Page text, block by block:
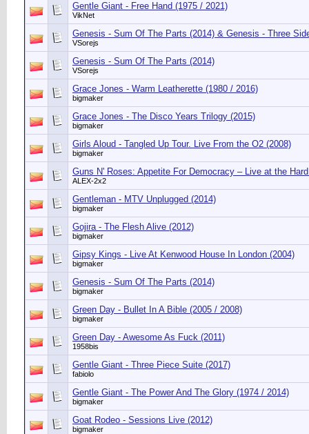
Gentle Giant - Free Hand (1975 / 2021)
VikNet
Genesis - Sum Of The Parts (2014) & Genesis - Three
VSorejs
Genesis - Sum Of The Parts (2014)
VSorejs
Grace Jones - Warm Leatherette (1980 / 2016)
bigmaker
Grace Jones - The Disco Years Trilogy (2015)
bigmaker
Girls Aloud - Tangled Up Tour. Live From the O2 (2008)
bigmaker
Guns N' Roses: Appetite For Democracy – Live at the
ALEX-2x2
Gentleman - MTV Unplugged (2014)
bigmaker
Gojira - The Flesh Alive (2012)
bigmaker
Gipsy Kings - Live At Kenwood House In London (2004)
bigmaker
Genesis - Sum Of The Parts (2014)
bigmaker
Green Day - Bullet In A Bible (2005 / 2008)
bigmaker
Green Day - Awesome As Fuck (2011)
1958bis
Gentle Giant - Three Piece Suite (2017)
fabiolo
Gentle Giant - The Power And The Glory (1974 / 2014)
bigmaker
Goat Rodeo - Sessions Live (2012)
bigmaker